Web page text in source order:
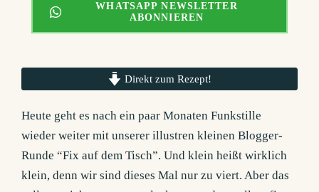
WHATSAPP NEWSLETTER
ABONNIEREN
Direkt zum Rezept!
Heute geht es nach ein paar Monaten Funkstille
wieder weiter mit unserer illustren kleinen Blogger-
Runde “Fix auf dem Tisch”. Und klein heißt wirklich
klein, denn wir sind dieses Mal nur zu viert. Aber das